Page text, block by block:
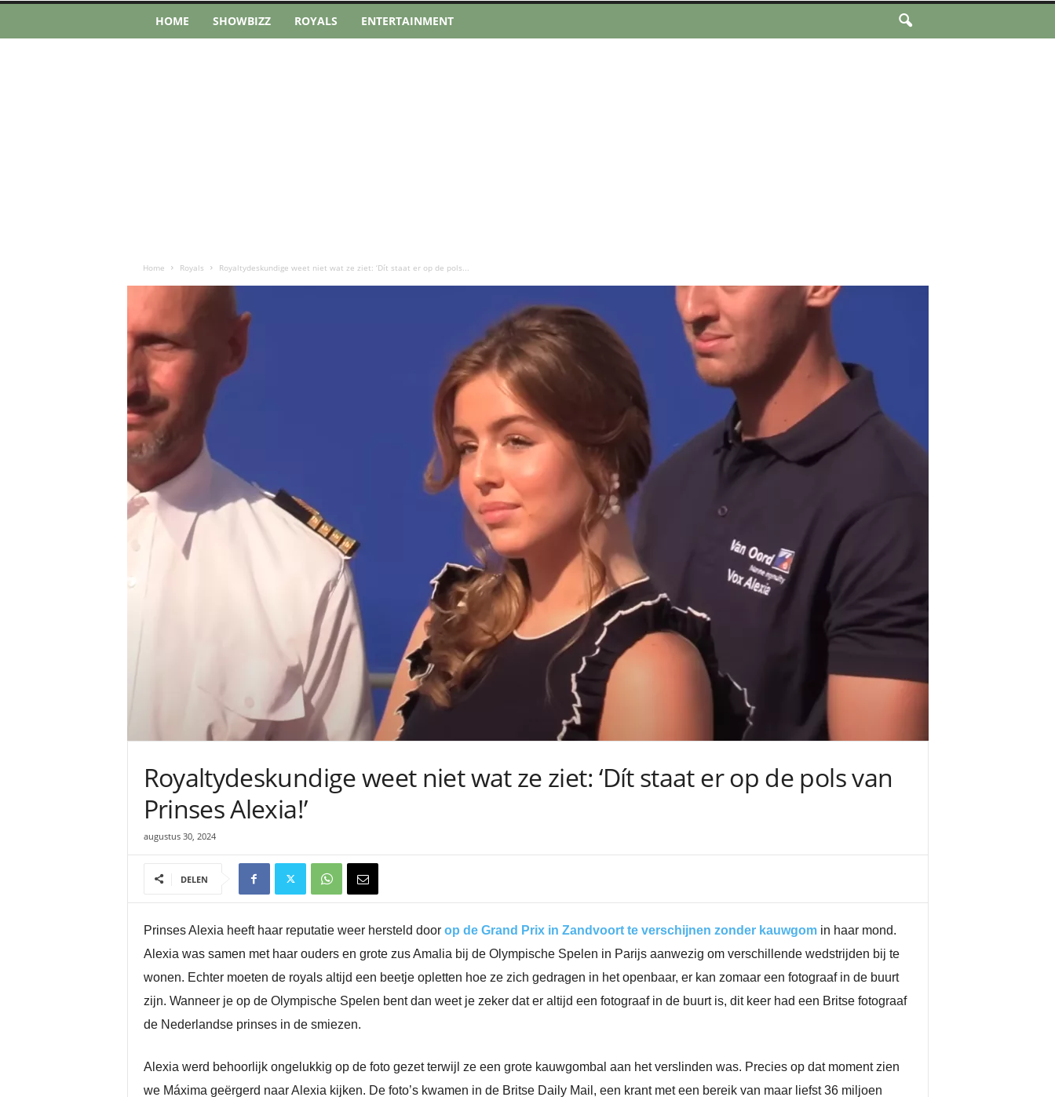
HOME SHOWBIZZ ROYALS ENTERTAINMENT
Home Royals Royaltydeskundige weet niet wat ze ziet: ‘Dít staat er op de pols...
Royaltydeskundige weet niet wat ze ziet: ‘Dít staat er op de pols van
Prinses Alexia!’
augustus 30, 2024
DELEN
Prinses Alexia heeft haar reputatie weer hersteld door op de Grand Prix in Zandvoort te verschijnen zonder kauwgomin haar mond.
Alexia was samen met haar ouders en grote zus Amalia bij de Olympische Spelen in Parijs aanwezig om verschillende wedstrijden bij te
wonen. Echter moeten de royals altijd een beetje opletten hoe ze zich gedragen in het openbaar, er kan zomaar een fotograaf in de buurt
zijn. Wanneer je op de Olympische Spelen bent dan weet je zeker dat er altijd een fotograaf in de buurt is, dit keer had een Britse fotograaf
de Nederlandse prinses in de smiezen.
Alexia werd behoorlijk ongelukkig op de foto gezet terwijl ze een grote kauwgombal aan het verslinden was. Precies op dat moment zien
we Máxima geërgerd naar Alexia kijken. De foto’s kwamen in de Britse Daily Mail, een krant met een bereik van maar liefst 36 miljoen